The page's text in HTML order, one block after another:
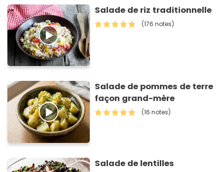
Salade de riz traditionnelle
(176 notes)
Salade de pommes de terre
façon grand-mère
(16 notes)
Salade de lentilles